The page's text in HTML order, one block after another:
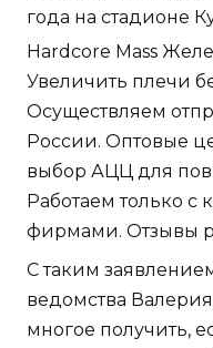
года на стадионе
Hardcore Mass
Увеличить плечи
Осуществляем
России. Оптовые
выбор АЦЦ для
Работаем только
фирмами. Отзывы
С таким
ведомства
многое получить,